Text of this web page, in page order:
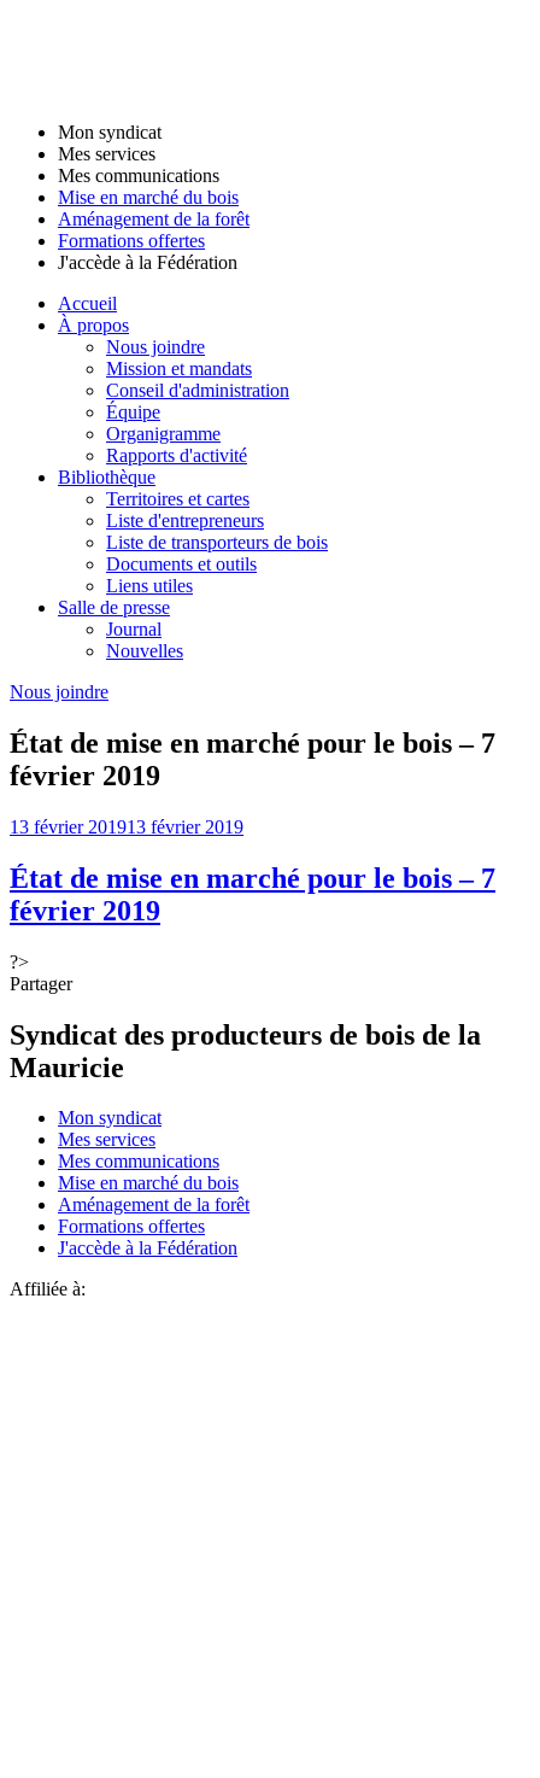
Mon syndicat
Mes services
Mes communications
Mise en marché du bois
Aménagement de la forêt
Formations offertes
J'accède à la Fédération
Accueil
À propos
Nous joindre
Mission et mandats
Conseil d'administration
Équipe
Organigramme
Rapports d'activité
Bibliothèque
Territoires et cartes
Liste d'entrepreneurs
Liste de transporteurs de bois
Documents et outils
Liens utiles
Salle de presse
Journal
Nouvelles
Nous joindre
État de mise en marché pour le bois – 7
février 2019
Posted
13 février 201913 février 2019
État de mise en marché pour le bois – 7
février 2019
?>
Partager
Syndicat des producteurs de bois de la
Mauricie
Mon syndicat
Mes services
Mes communications
Mise en marché du bois
Aménagement de la forêt
Formations offertes
J'accède à la Fédération
Affiliée à: